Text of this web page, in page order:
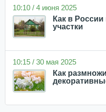
10:10 / 4 июня 2025
Как в
участки
10:15 / 30 мая 2025
Как